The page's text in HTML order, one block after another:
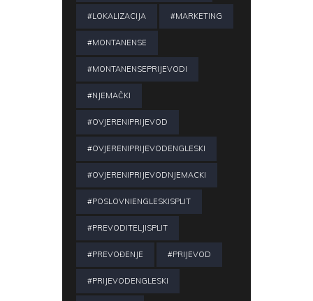
#LOKALIZACIJA #MARKETING
#MONTANENSE
#MONTANENSEPRIJEVODI
#NJEMAČKI
#OVJERENIPRIJEVOD
#OVJERENIPRIJEVODENGLESKI
#OVJERENIPRIJEVODNJEMACKI
#POSLOVNIENGLESKISPLIT
#PREVODITELJISPLIT
#PREVOĐENJE #PRIJEVOD
#PRIJEVODENGLESKI